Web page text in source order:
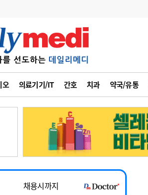
오 의료기기/IT 간호 치과 약국/유통
6
관리급여 실시
지필공 지원책
수련환경 개선
의과대학 입시
정책/통계 공시
~2026-08-31
채용시까지
채용시까지